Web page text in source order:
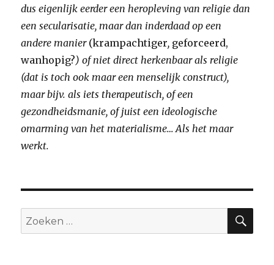
dus eigenlijk eerder een heropleving van religie dan
een secularisatie, maar dan inderdaad op een
andere manier (krampachtiger, geforceerd,
wanhopig?) of niet direct herkenbaar als religie
(dat is toch ook maar een menselijk construct),
maar bijv. als iets therapeutisch, of een
gezondheidsmanie, of juist een ideologische
omarming van het materialisme… Als het maar
werkt.
Zoeken
naar: